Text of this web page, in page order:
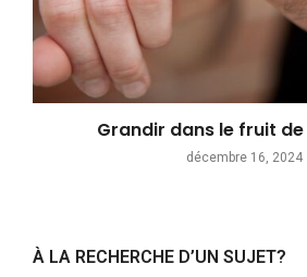
Grandir dans le fruit
décembre 16, 2024
À LA RECHERCHE D’UN SUJET?